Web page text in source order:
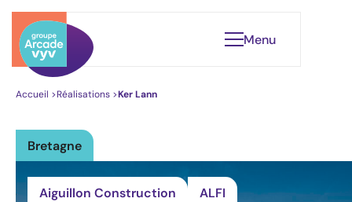
Qui sommes-nous ?
Notre gouvernance
Menu
Accueil >Réalisations >Ker Lann
Bretagne
Aiguillon Construction ALFI